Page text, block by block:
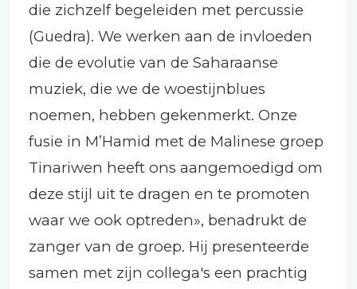
die zichzelf begeleiden met percussie
(Guedra). We werken aan de invloeden
die de evolutie van de Saharaanse
muziek, die we de woestijnblues
noemen, hebben gekenmerkt. Onze
fusie in M’Hamid met de Malinese groep
Tinariwen heeft ons aangemoedigd om
deze stijl uit te dragen en te promoten
waar we ook optreden», benadrukt de
zanger van de groep. Hij presenteerde
samen met zijn collega's een prachtig